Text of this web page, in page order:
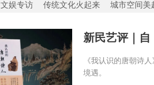
文娱专访 传统文化火起来 城市空间美
新民艺评｜
《我认识的唐朝诗
境遇。